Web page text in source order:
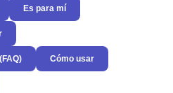
Es para mí
Cómo usar